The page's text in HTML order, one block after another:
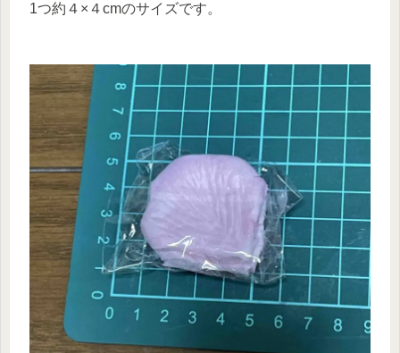
1つ約４×４cmのサイズです。